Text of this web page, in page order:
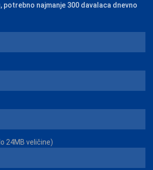
potrebno najmanje 300 davalaca dnevno
24MB veličine)